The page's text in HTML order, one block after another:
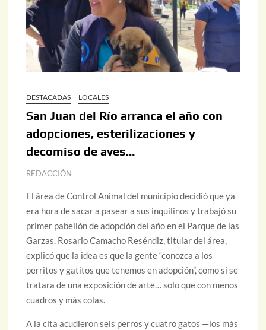
DESTACADAS LOCALES
San Juan del Río arranca el año con
adopciones, esterilizaciones y
decomiso de aves…
REDACCIÓN
El área de Control Animal del municipio decidió que ya
era hora de sacar a pasear a sus inquilinos y trabajó su
primer pabellón de adopción del año en el Parque de las
Garzas. Rosario Camacho Reséndiz, titular del área,
explicó que la idea es que la gente “conozca a los
perritos y gatitos que tenemos en adopción”, como si se
tratara de una exposición de arte… solo que con menos
cuadros y más colas.
A la cita acudieron seis perros y cuatro gatos —los más